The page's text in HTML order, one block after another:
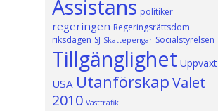
Assistans politiker
regeringen Regeringsrättsdom
riksdagen SJ Skattepengar Socialstyrelsen
Tillgänglighet Uppväxt
USA UtanförskapValet
2010 Västtrafik